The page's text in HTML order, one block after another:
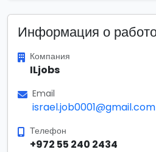
Информация о
Компания
ILjobs
Email
israel.job0001@gmail.com
Телефон
+972 55 240 2434